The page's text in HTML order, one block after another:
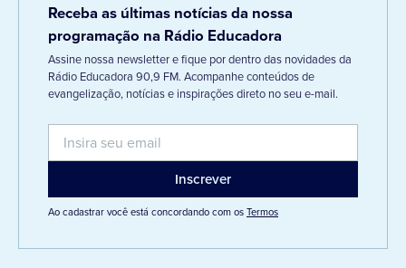
Receba as últimas notícias da nossa
programação na Rádio Educadora
Assine nossa newsletter e fique por dentro das novidades da
Rádio Educadora 90,9 FM. Acompanhe conteúdos de
evangelização, notícias e inspirações direto no seu e-mail.
Ao cadastrar você está concordando com osTermos